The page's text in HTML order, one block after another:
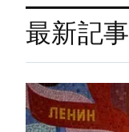
最新記事